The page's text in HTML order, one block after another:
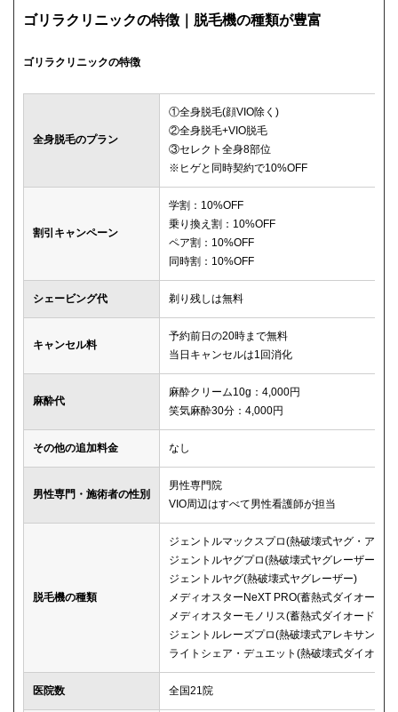
ゴリラクリニックの特徴｜脱毛機の種類が豊富
ゴリラクリニックの特徴
全身脱毛のプラン
①全身脱毛(顔VIO除く)
②全身脱毛+VIO脱毛
③セレクト全身8部位
※ヒゲと同時契約で10%OFF
割引キャンペーン
学割：10%OFF
乗り換え割：10%OFF
ペア割：10%OFF
同時割：10%OFF
シェービング代 剃り残しは無料
キャンセル料
予約前日の20時まで無料
当日キャンセルは1回消化
麻酔代
麻酔クリーム10g：4,000円
笑気麻酔30分：4,000円
その他の追加料金 なし
男性専門・施術者の性別
男性専門院
VIO周辺はすべて男性看護師が担当
脱毛機の種類
ジェントルマックスプロ(熱破壊式ヤグ・アレキ
ジェントルヤグプロ(熱破壊式ヤグレーザー)
ジェントルヤグ(熱破壊式ヤグレーザー)
メディオスターNeXT PRO(蓄熱式ダイオード)
メディオスターモノリス(蓄熱式ダイオード)
ジェントルレーズプロ(熱破壊式アレキサンド
ライトシェア・デュエット(熱破壊式ダイオード
医院数 全国21院